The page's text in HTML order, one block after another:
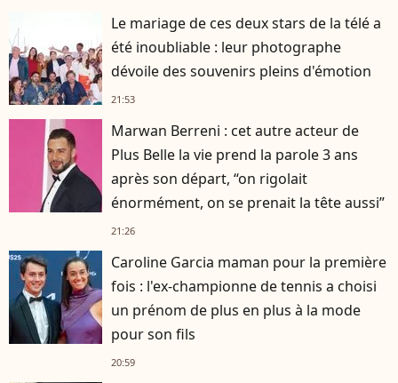
Le mariage de ces deux stars de la télé a
été inoubliable : leur photographe
dévoile des souvenirs pleins d'émotion
21:53
Marwan Berreni : cet autre acteur de
Plus Belle la vie prend la parole 3 ans
après son départ, “on rigolait
énormément, on se prenait la tête aussi”
21:26
Caroline Garcia maman pour la première
fois : l'ex-championne de tennis a choisi
un prénom de plus en plus à la mode
pour son fils
20:59